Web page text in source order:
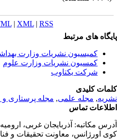
|XML|RSS
های مرتبط
کمیسیون نشریات وزارت
کمسیون نشریات وزارت علوم
شرکت یکتاوب
کلیدی
,مجله علمی, مجله پرستاری و
تماس
مکاتبه:آذربایجان غربی،
اورژانس، معاونت تحقیقات و